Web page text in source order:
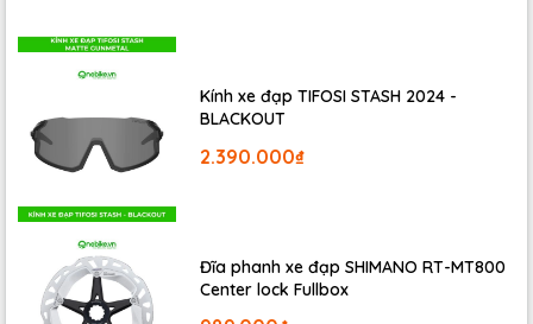
nhiều cung đường khác nhau. Dù bạn đi trong phố, tập luyện
thể thao hay đơn giản là dạo chơi cuối tuần, chiếc xe đều
mang đến sự nhẹ nhàng và linh hoạt.
Kính xe đạp TIFOSI STASH 2024 -
BLACKOUT
2.390.000₫
Đĩa phanh xe đạp SHIMANO RT-MT800
Center lock Fullbox